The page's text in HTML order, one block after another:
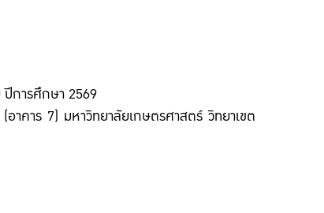
ประจำภาคปลาย ปีการศึกษา 2569
คาร 7) มหาวิทยาลัยเกษตรศาสตร์ วิทยาเขต